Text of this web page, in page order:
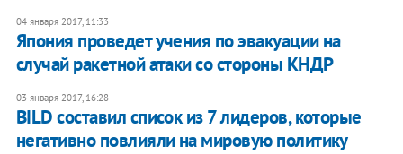
04 января 2017, 11:33
Япония проведет учения по эвакуации на
случай ракетной атаки со стороны КНДР
03 января 2017, 16:28
BILD составил список из 7 лидеров, которые
негативно повлияли на мировую политику